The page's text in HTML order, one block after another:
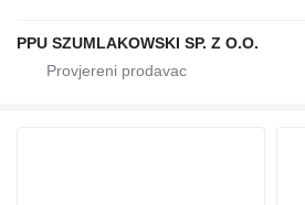
PPU SZUMLAKOWSKI SP. Z O.O.